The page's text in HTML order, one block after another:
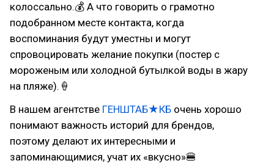
колоссально.💰 А что говорить о грамотно
подобранном месте контакта, когда
воспоминания будут уместны и могут
спровоцировать желание покупки (постер с
мороженым или холодной бутылкой воды в жару
на пляже).🍦
В нашем агентстве ГЕНШТАБ★КБ очень хорошо
понимают важность историй для брендов,
поэтому делают их интересными и
запоминающимися, учат их «вкусно»🍔